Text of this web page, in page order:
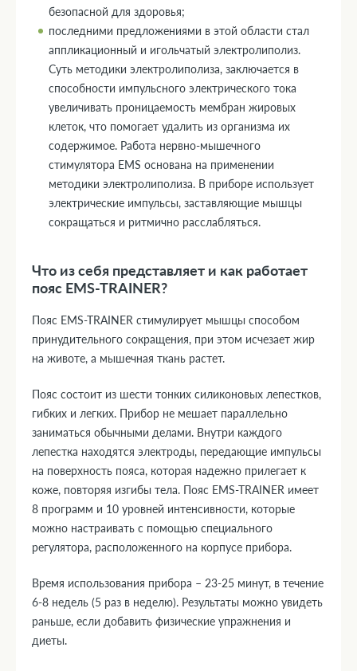
безопасной для здоровья;
последними предложениями в этой области стал
аппликационный и игольчатый электролиполиз.
Суть методики электролиполиза, заключается в
способности импульсного электрического тока
увеличивать проницаемость мембран жировых
клеток, что помогает удалить из организма их
содержимое. Работа нервно-мышечного
стимулятора EMS основана на применении
методики электролиполиза. В приборе использует
электрические импульсы, заставляющие мышцы
сокращаться и ритмично расслабляться.
Что из себя представляет и как работает
пояс EMS-TRAINER?
Пояс EMS-TRAINER стимулирует мышцы способом
принудительного сокращения, при этом исчезает жир
на животе, а мышечная ткань растет.
Пояс состоит из шести тонких силиконовых лепестков,
гибких и легких. Прибор не мешает параллельно
заниматься обычными делами. Внутри каждого
лепестка находятся электроды, передающие импульсы
на поверхность пояса, которая надежно прилегает к
коже, повторяя изгибы тела. Пояс EMS-TRAINER имеет
8 программ и 10 уровней интенсивности, которые
можно настраивать с помощью специального
регулятора, расположенного на корпусе прибора.
Время использования прибора – 23-25 минут, в течение
6-8 недель (5 раз в неделю). Результаты можно увидеть
раньше, если добавить физические упражнения и
диеты.